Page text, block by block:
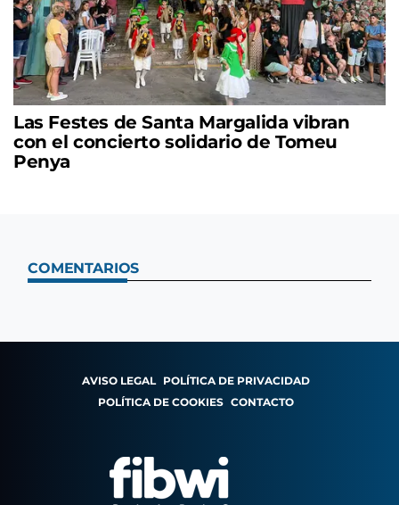
Las Festes de Santa Margalida vibran
con el concierto solidario de Tomeu
Penya
COMENTARIOS
AVISO LEGAL POLÍTICA DE PRIVACIDAD
POLÍTICA DE COOKIES CONTACTO